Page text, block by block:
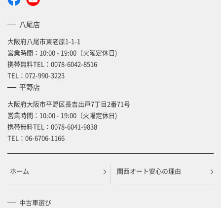
八尾店
大阪府八尾市東老原1-1-1
営業時間：10:00 - 19:00（火曜定休日)
携帯無料TEL： 0078-6042-8516
TEL： 072-990-3223
平野店
大阪府大阪市平野区長吉出戸7丁目2番71号
営業時間：10:00 - 19:00（火曜定休日)
携帯無料TEL： 0078-6041-9838
TEL： 06-6706-1166
ホーム 関西オート安心の理由
中古車選び